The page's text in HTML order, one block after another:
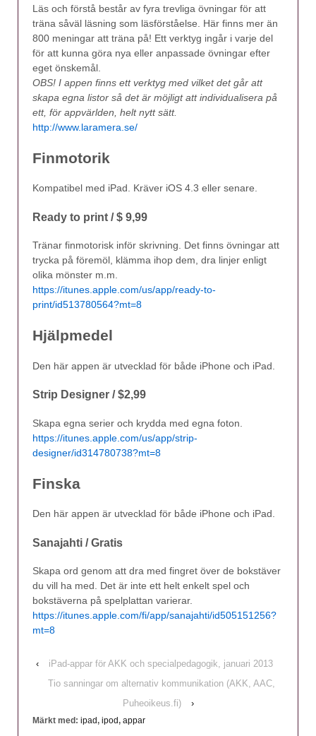
Läs och förstå består av fyra trevliga övningar för att
träna såväl läsning som läsförståelse. Här finns mer än
800 meningar att träna på! Ett verktyg ingår i varje del
för att kunna göra nya eller anpassade övningar efter
eget önskemål.
OBS! I appen finns ett verktyg med vilket det går att
skapa egna listor så det är möjligt att individualisera på
ett, för appvärlden, helt nytt sätt.
http://www.laramera.se/
Finmotorik
Kompatibel med iPad. Kräver iOS 4.3 eller senare.
Ready to print / $ 9,99
Tränar finmotorisk inför skrivning. Det finns övningar att
trycka på föremöl, klämma ihop dem, dra linjer enligt
olika mönster m.m.
https://itunes.apple.com/us/app/ready-to-
print/id513780564?mt=8
Hjälpmedel
Den här appen är utvecklad för både iPhone och iPad.
Strip Designer / $2,99
Skapa egna serier och krydda med egna foton.
https://itunes.apple.com/us/app/strip-
designer/id314780738?mt=8
Finska
Den här appen är utvecklad för både iPhone och iPad.
Sanajahti / Gratis
Skapa ord genom att dra med fingret över de bokstäver
du vill ha med. Det är inte ett helt enkelt spel och
bokstäverna på spelplattan varierar.
https://itunes.apple.com/fi/app/sanajahti/id505151256?
mt=8
‹
iPad-appar för AKK och specialpedagogik, januari 2013
Tio sanningar om alternativ kommunikation (AKK, AAC,
Puheoikeus.fi)
›
Märkt med: ipad, ipod, appar